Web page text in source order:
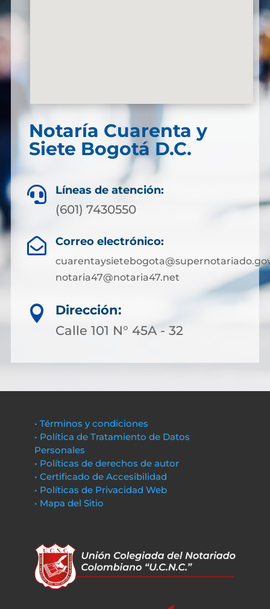
Notaría Cuarenta y
Siete Bogotá D.C.
 Líneas de atención:
(601) 7430550
 Correo electrónico:
notaria47@notaria47.net

Dirección:
Calle 101 N° 45A - 32
• Términos y condiciones
• Política de Tratamiento de Datos
Personales
• Políticas de derechos de autor
• Certificado de Accesibilidad
• Políticas de Privacidad Web
• Mapa del Sitio